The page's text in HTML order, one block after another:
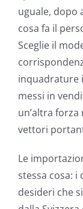
uguale, dopo
cosa fa il
Sceglie il
inquadrature
messi in
un’altra
vettori
Le
stessa cosa:
desideri che